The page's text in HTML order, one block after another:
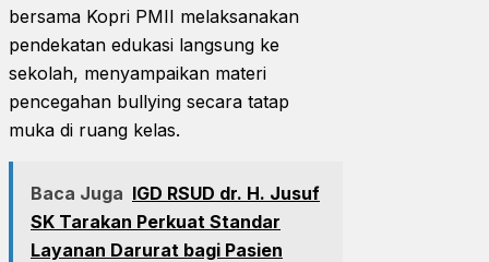
bersama Kopri PMII melaksanakan
pendekatan edukasi langsung ke
sekolah, menyampaikan materi
pencegahan bullying secara tatap
muka di ruang kelas.
Baca Juga IGD RSUD dr. H. Jusuf
SK Tarakan Perkuat Standar
Layanan Darurat bagi Pasien